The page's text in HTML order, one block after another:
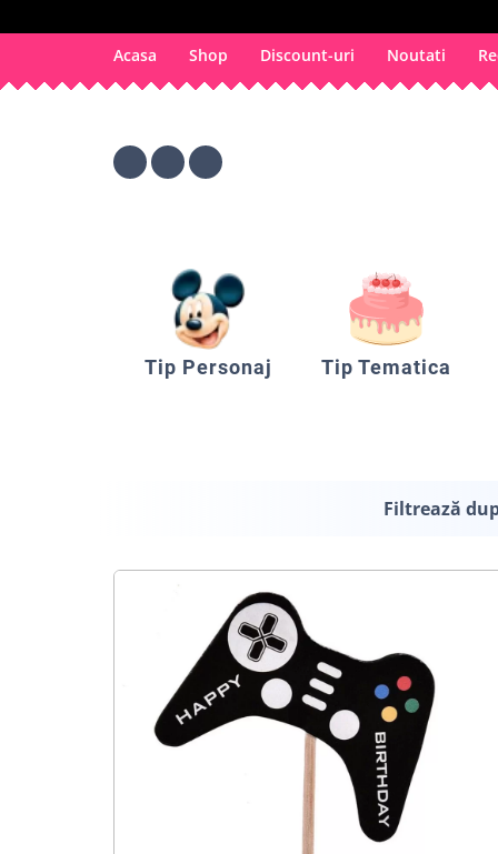
Acasa Shop Discount-uri Noutati
Tip Personaj Tip Tematica
Filtrează